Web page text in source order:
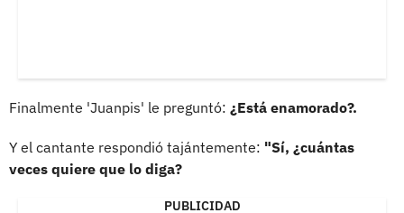
Finalmente 'Juanpis' le preguntó: ¿Está enamorado?.
Y el cantante respondió tajántemente: "Sí, ¿cuántas
veces quiere que lo diga?
PUBLICIDAD